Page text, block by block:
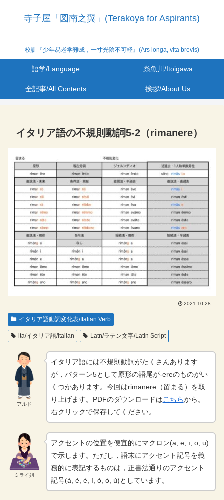
寺子屋「図南之翼」(Terakoya for Aspirants)
校訓『少年易老学難成，一寸光陰不可軽』(Ars longa, vita brevis)
語学/Language 糸魚川/Itoigawa
全記事/All Contents 挨拶/About Us
イタリア語の不規則動詞5-2（rimanere）
2021.10.28
イタリア語動詞変化表/Italian Verb
ita/イタリア語/Italian Latn/ラテン文字/Latin Script
アルド
イタリア語には不規則動詞がたくさんあります
が，パターン5として原形の語尾が-ereのものがい
くつかあります。今回はrimanere（留まる）を取
り上げます。PDFのダウンロードはこちらから。
右クリックで保存してください。
ミライ姐
アクセントの位置を便宜的にマクロン(ā, ē, ī, ō, ū)
で示します。ただし，語末にアクセント記号を義
務的に表記するものは，正書法通りのアクセント
記号(à, è, é, ì, ò, ó, ù)としています。